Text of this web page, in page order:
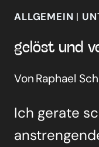
ALLGEMEIN |
gelöst und
Von Raphael
Ich gera­te